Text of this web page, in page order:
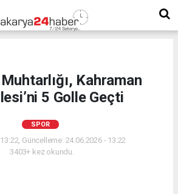
Kahraman
5 Golle Geçti
SPOR
Güncelleme: 24.06.2026 - 13:22
3403+ kez okundu.